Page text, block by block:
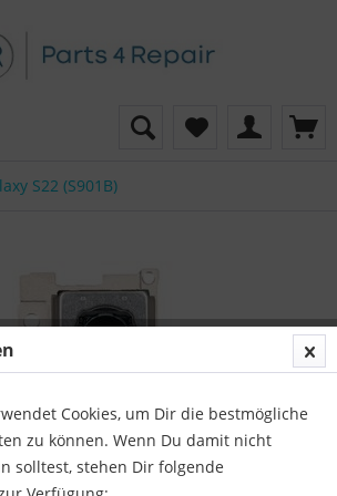
S22 (S901B)
Cookies, um Dir die bestmögliche
zu können. Wenn Du damit nicht
solltest, stehen Dir folgende